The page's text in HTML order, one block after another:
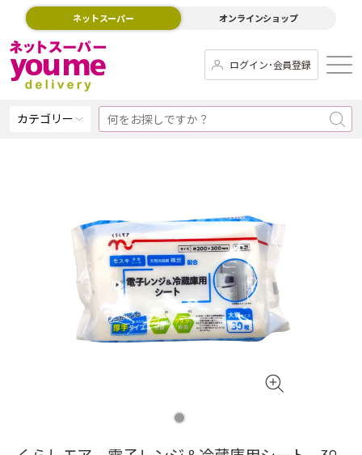
ネットスーパー オンラインショップ
ログイン･会員登録
カテゴリー